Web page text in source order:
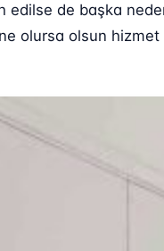
edilse de başka
olursa olsun